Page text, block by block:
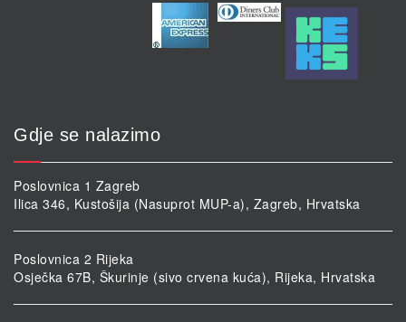
Gdje se nalazimo
Poslovnica 1 Zagreb
Ilica 346, Kustošija (Nasuprot MUP-a), Zagreb, Hrvatska
Poslovnica 2 Rijeka
Osječka 67B, Škurinje (sivo crvena kuća), Rijeka, Hrvatska